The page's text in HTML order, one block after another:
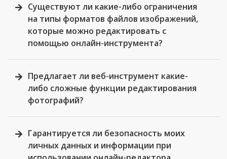
Существуют ли какие-либо ограничения
на типы форматов файлов изображений,
которые можно редактировать с
помощью онлайн-инструмента?
Предлагает ли веб-инструмент какие-
либо сложные функции редактирования
фотографий?
Гарантируется ли безопасность моих
личных данных и информации при